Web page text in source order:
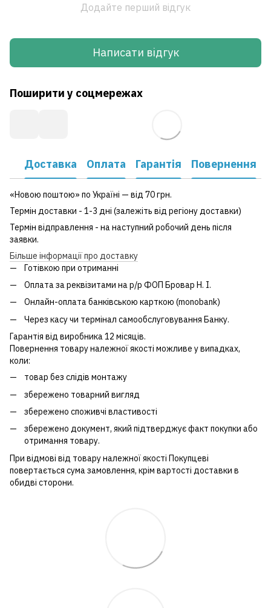
Додайте перший відгук
Написати відгук
Поширити у соцмережах
Доставка Оплата Гарантія Повернення
«Новою поштою» по Україні — від 70 грн.
Термін доставки - 1-3 дні (залежіть від регіону доставки)
Термін відправлення - на наступний робочий день після
заявки.
Більше інформації про доставку
Готівкою при отриманні
Оплата за реквізитами на р/р ФОП Бровар Н. І.
Онлайн-оплата банківською карткою (monobank)
Через касу чи термінал самообслуговування Банку.
Гарантія від виробника 12 місяців.
Повернення товару належної якості можливе у випадках,
коли:
товар без слідів монтажу
збережено товарний вигляд
збережено споживчі властивості
збережено документ, який підтверджує факт покупки або
отримання товару.
При відмові від товару належної якості Покупцеві
повертається сума замовлення, крім вартості доставки в
обидві сторони.